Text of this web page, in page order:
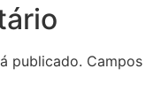
publicado. Campos